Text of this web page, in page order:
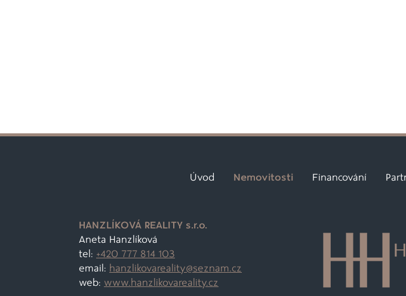
Úvod Nemovitosti Financování
HANZLÍKOVÁ REALITY s.r.o.
Aneta Hanzlíková
tel: +420 777 814 103
email: hanzlikovareality@seznam.cz
web: www.hanzlikovareality.cz